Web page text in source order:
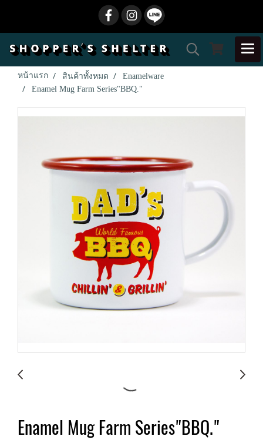
หน้าแรก สินค้าทั้งหมด
Enamelware
Enamel Mug Farm Series"BBQ."
Enamel Mug Farm Series"BBQ."